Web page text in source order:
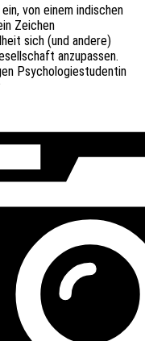
von einem indischen
Zeichen
sich (und andere)
anzupassen.
Psychologiestudentin